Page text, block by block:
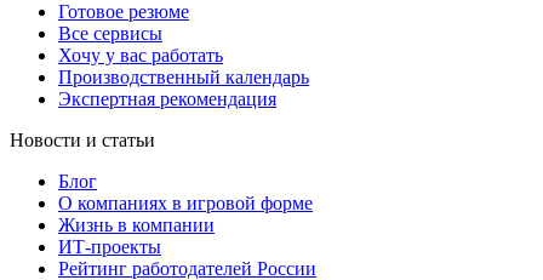
Готовое резюме
Все сервисы
Хочу у вас работать
Производственный календарь
Экспертная рекомендация
Новости и статьи
Блог
О компаниях в игровой форме
Жизнь в компании
ИТ-проекты
Рейтинг работодателей России